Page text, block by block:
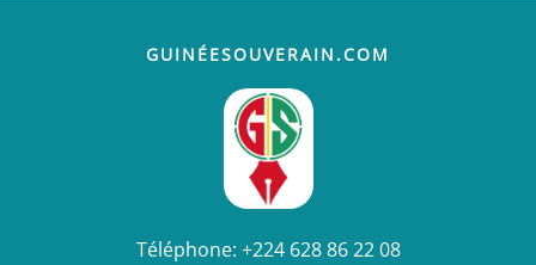
GUINÉESOUVERAIN.COM
Téléphone: +224 628 86 22 08